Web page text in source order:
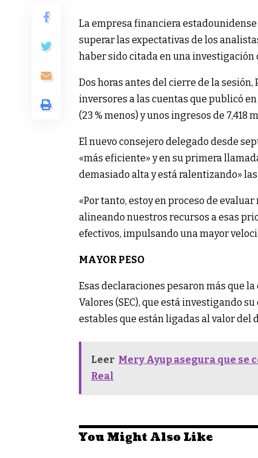
La empresa financiera
superar las expectativas de los
haber sido citada en una
Dos horas antes del cierre de la sesión,
inversores a las cuentas que publicó
(23 % menos) y unos ingresos de
El nuevo consejero delegado desde
«más eficiente» y en su primera
demasiado alta y está ralentizando»
«Por tanto, estoy en proceso de
alineando nuestros recursos a esas
efectivos, impulsando una mayor
MAYOR PESO
Esas declaraciones pesaron más que
Valores (SEC), que está investigando
estables que están ligadas al valor del
Leer Mery Ayup asegura que
Real
You Might Also Like